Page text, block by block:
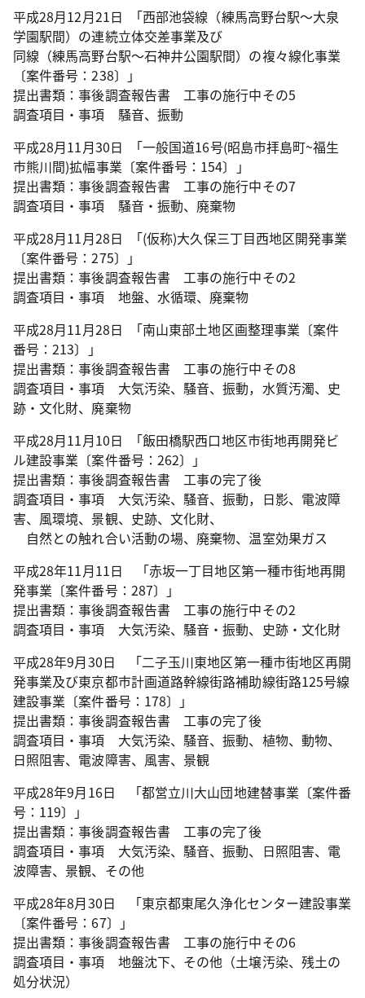
平成28月12月21日 ｢西部池袋線（練馬高野台駅～大泉
学園駅間）の連続立体交差事業及び
同線（練馬高野台駅～石神井公園駅間）の複々線化事業
〔案件番号：238〕」
提出書類：事後調査報告書 工事の施行中その5
調査項目・事項 騒音、振動
平成28月11月30日 ｢一般国道16号(昭島市拝島町~福生
市熊川間)拡幅事業〔案件番号：154〕」
提出書類：事後調査報告書 工事の施行中その7
調査項目・事項 騒音・振動、廃棄物
平成28月11月28日 ｢(仮称)大久保三丁目西地区開発事業
〔案件番号：275〕」
提出書類：事後調査報告書 工事の施行中その2
調査項目・事項 地盤、水循環、廃棄物
平成28月11月28日 ｢南山東部土地区画整理事業〔案件
番号：213〕」
提出書類：事後調査報告書 工事の施行中その8
調査項目・事項 大気汚染、騒音、振動，水質汚濁、史
跡・文化財、廃棄物
平成28月11月10日 ｢飯田橋駅西口地区市街地再開発ビ
ル建設事業〔案件番号：262〕」
提出書類：事後調査報告書 工事の完了後
調査項目・事項 大気汚染、騒音、振動，日影、電波障
害、風環境、景観、史跡、文化財、
自然との触れ合い活動の場、廃棄物、温室効果ガス
平成28年11月11日 「赤坂一丁目地区第一種市街地再開
発事業〔案件番号：287〕」
提出書類：事後調査報告書 工事の施行中その2
調査項目・事項 大気汚染、騒音・振動、史跡・文化財
平成28年9月30日 「二子玉川東地区第一種市街地区再開
発事業及び東京都市計画道路幹線街路補助線街路125号線
建設事業〔案件番号：178〕」
提出書類：事後調査報告書 工事の完了後
調査項目・事項 大気汚染、騒音、振動、植物、動物、
日照阻害、電波障害、風害、景観
平成28年9月16日 「都営立川大山団地建替事業〔案件番
号：119〕」
提出書類：事後調査報告書 工事の完了後
調査項目・事項 大気汚染、騒音、振動、日照阻害、電
波障害、景観、その他
平成28年8月30日 「東京都東尾久浄化センター建設事業
〔案件番号：67〕」
提出書類：事後調査報告書 工事の施行中その6
調査項目・事項 地盤沈下、その他（土壌汚染、残土の
処分状況）